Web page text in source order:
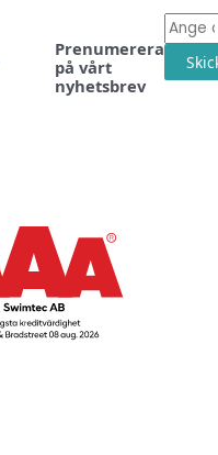
Prenumerera
på vårt
nyhetsbrev
E-
post